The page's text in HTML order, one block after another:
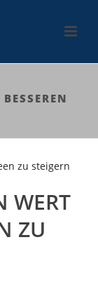
WERT
ZU